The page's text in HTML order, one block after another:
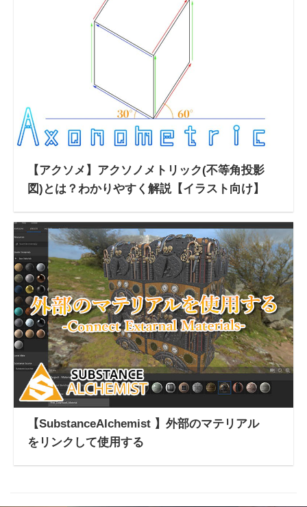
【アクソメ】アクソノメトリック(不等角投影
図)とは？わかりやすく解説【イラスト向け】
【SubstanceAlchemist 】外部のマテリアル
をリンクして使用する